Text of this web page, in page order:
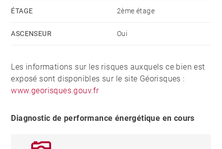
ÉTAGE 2ème étage
ASCENSEUR Oui
Les informations sur les risques auxquels ce bien est
exposé sont disponibles sur le site Géorisques :
www.georisques.gouv.fr
Diagnostic de performance énergétique en cours